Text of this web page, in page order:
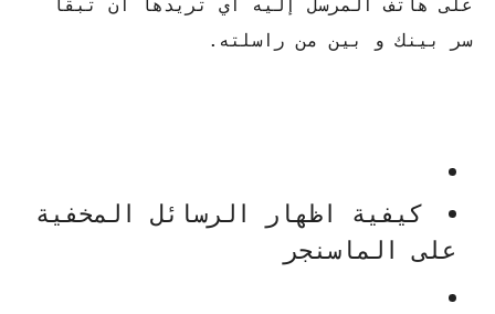
على هاتف المرسل إليه أي تريدها أن تبقا
سر بينك و بين من راسلته.
كيفية اظهار الرسائل المخفية
على الماسنجر